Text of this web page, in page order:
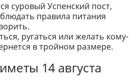
суровый Успенский пост,
правила питания
ругаться или желать кому-
в тройном размере.
14 августа